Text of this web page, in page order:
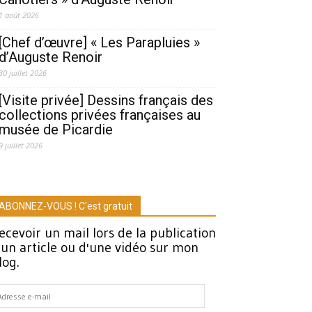
1 août 2026
[Chef d’œuvre] « Les Parapluies »
d’Auguste Renoir
juillet 2026
[Visite privée] Dessins français des
collections privées françaises au
musée de Picardie
juillet 2026
VOUS ! C'est gratuit
un mail lors de la publication
article ou d'une vidéo sur mon